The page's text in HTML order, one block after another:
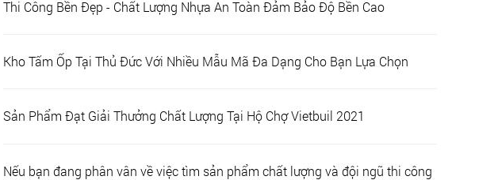
Thi Công Bền Đẹp - Chất Lượng Nhựa An Toàn Đảm Bảo Độ Bền Cao
Kho Tấm Ốp Tại Thủ Đức Với Nhiều Mẫu Mã Đa Dạng Cho Bạn Lựa Chọn
Sản Phẩm Đạt Giải Thưởng Chất Lượng Tại Hộ Chợ Vietbuil 2021
Nếu bạn đang phân vân về việc tìm sản phẩm chất lượng và đội ngũ thi công